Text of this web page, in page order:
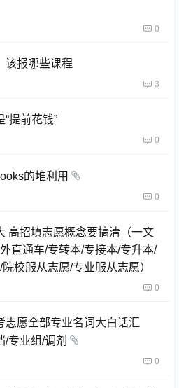
0
该报哪些课程
3
提前花钱”
0
的堆利用
0
高招填志愿概念要搞清（一文
直通车/专转本/专接本/专升本/
校服从志愿/专业服从志愿）
0
志愿全部专业名词大白话汇
/专业组/调剂
0